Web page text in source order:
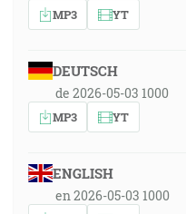
MP3 YT
DEUTSCH
de 2026-05-03 1000
MP3 YT
ENGLISH
en 2026-05-03 1000